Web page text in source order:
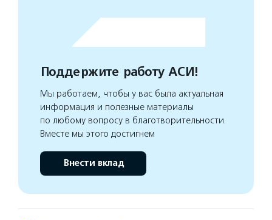
Поддержите работу АСИ!
Мы работаем, чтобы у вас была актуальная
информация и полезные материалы
по любому вопросу в благотворительности.
Вместе мы этого достигнем
Внести вклад